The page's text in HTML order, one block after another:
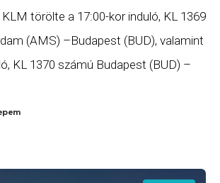
törölte a 17:00-kor induló, KL 1369
(AMS) –Budapest (BUD), valamint
KL 1370 számú Budapest (BUD) –